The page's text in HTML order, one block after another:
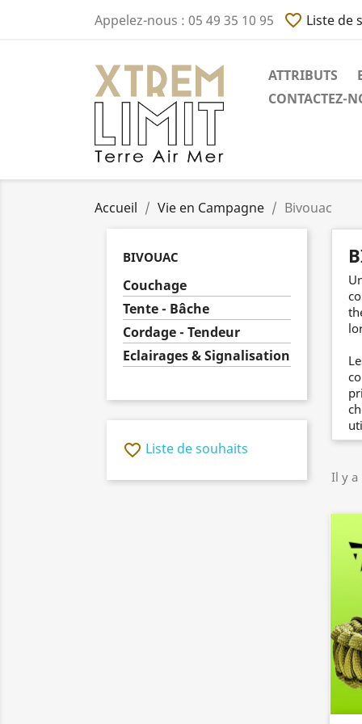
Appelez-nous : 05 49 35 10 95 favorite_border Liste de
ATTRIBUTS
CONTACTEZ-
Accueil Vie en Campagne Bivouac
BIVOUAC
Couchage
Tente - Bâche
Cordage - Tendeur
Eclairages & Signalisation
favorite_border Liste de souhaits
Il y a